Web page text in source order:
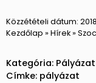
Közzétételi dátum:
Kezdőlap » Hírek»
Kategória: Pályázat
Címke: pályázat